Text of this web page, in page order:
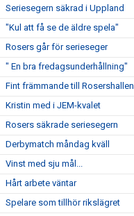
Seriesegern säkrad i Uppland
"Kul att få se de äldre spela"
Rosers går för serieseger
" En bra fredagsunderhållning"
Fint främmande till Rosershallen
Kristin med i JEM-kvalet
Rosers säkrade seriesegern
Derbymatch måndag kväll
Vinst med sju mål...
Hårt arbete väntar
Spelare som tillhör rikslägret